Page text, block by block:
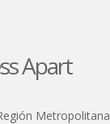
Apart
Metropolitana